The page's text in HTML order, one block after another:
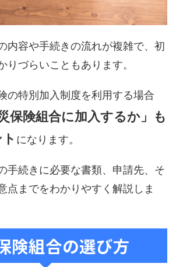
内容や手続きの流れが複雑で、初
りづらいこともあります。
の特別加入制度を利用する場合
保険組合に加入するか」も
になります。
手続きに必要な書類、申請先、そ
点までをわかりやすく解説しま
険組合の選び方